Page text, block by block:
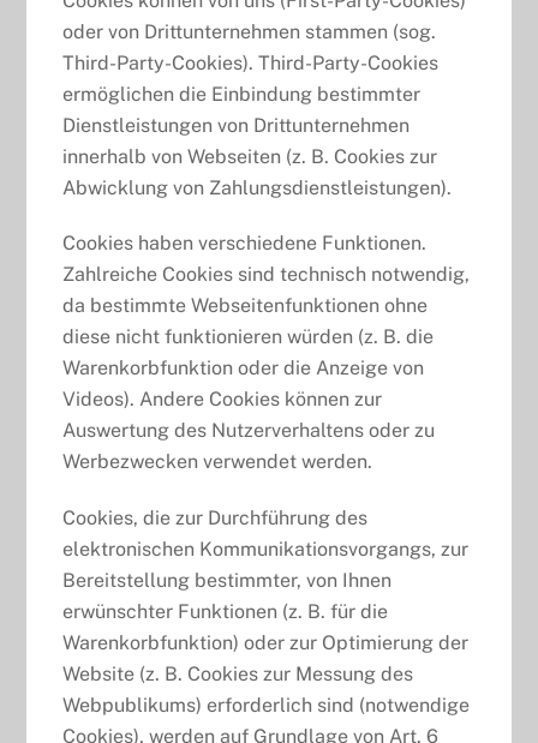
oder von Drittunternehmen stammen (sog.
Third-Party-Cookies). Third-Party-Cookies
ermöglichen die Einbindung bestimmter
Dienstleistungen von Drittunternehmen
innerhalb von Webseiten (z. B. Cookies zur
Abwicklung von Zahlungsdienstleistungen).
Cookies haben verschiedene Funktionen.
Zahlreiche Cookies sind technisch notwendig,
da bestimmte Webseitenfunktionen ohne
diese nicht funktionieren würden (z. B. die
Warenkorbfunktion oder die Anzeige von
Videos). Andere Cookies können zur
Auswertung des Nutzerverhaltens oder zu
Werbezwecken verwendet werden.
Cookies, die zur Durchführung des
elektronischen Kommunikationsvorgangs, zur
Bereitstellung bestimmter, von Ihnen
erwünschter Funktionen (z. B. für die
Warenkorbfunktion) oder zur Optimierung der
Website (z. B. Cookies zur Messung des
Webpublikums) erforderlich sind (notwendige
Cookies), werden auf Grundlage von Art. 6